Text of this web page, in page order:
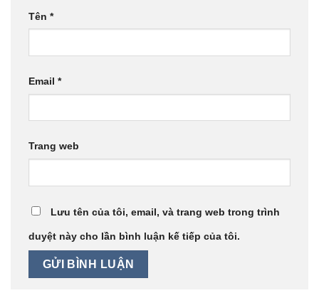
Tên *
Email *
Trang web
Lưu tên của tôi, email, và trang web trong trình
duyệt này cho lần bình luận kế tiếp của tôi.